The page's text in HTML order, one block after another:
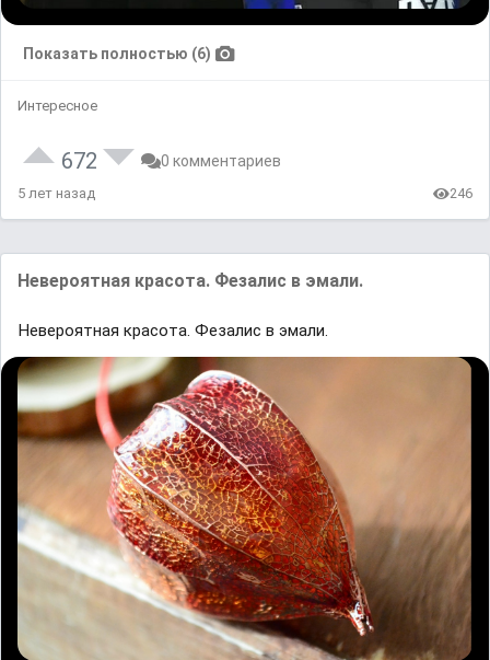
Показать полностью (6)
Интересное
672 0 комментариев
5 лет назад 246
Невероятная красота. Фезалис в эмали.
Невероятная красота. Фезалис в эмали.